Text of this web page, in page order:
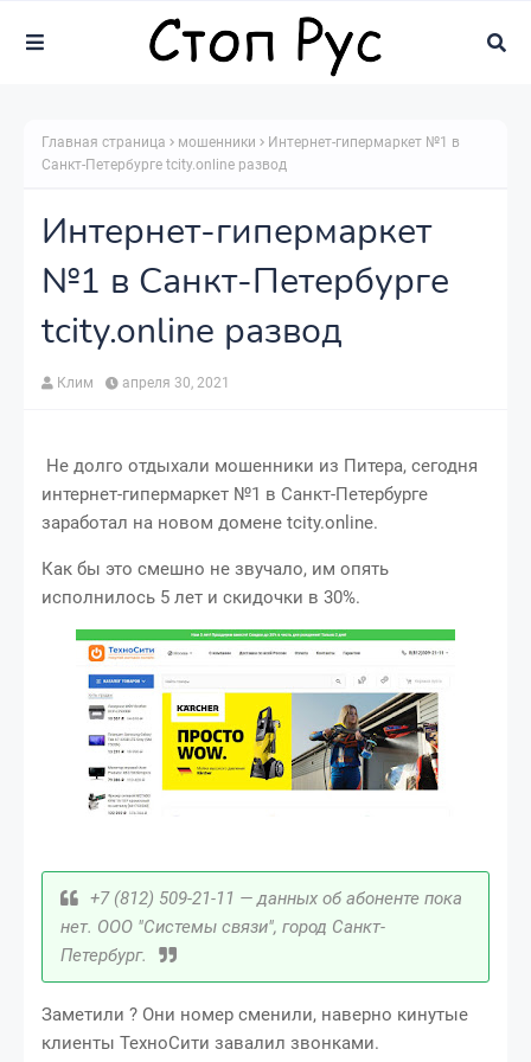
Главная страница мошенники
Интернет-гипермаркет №1 в
Санкт-Петербурге tcity.online развод
Интернет-гипермаркет
№1 в Санкт-Петербурге
tcity.online развод
Клим апреля 30, 2021
Не долго отдыхали мошенники из Питера, сегодня
интернет-гипермаркет №1 в Санкт-Петербурге
заработал на новом домене tcity.online.
Как бы это смешно не звучало, им опять
исполнилось 5 лет и скидочки в 30%.
+7 (812) 509-21-11 — данных об абоненте пока
нет. ООО "Системы связи", город Санкт-
Петербург.
Заметили ? Они номер сменили, наверно кинутые
клиенты ТехноСити завалил звонками.